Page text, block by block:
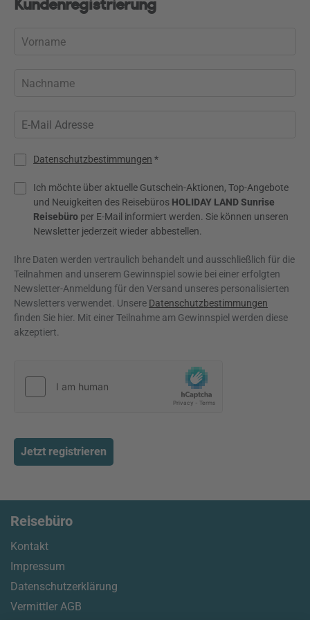
Kundenregistrierung
Datenschutzbestimmungen *
Ich möchte über aktuelle Gutschein-Aktionen, Top-Angebote
und Neuigkeiten des Reisebüros HOLIDAY LAND Sunrise
Reisebüro per E-Mail informiert werden. Sie können unseren
Newsletter jederzeit wieder abbestellen.
Ihre Daten werden vertraulich behandelt und ausschließlich für die
Teilnahmen and unserem Gewinnspiel sowie bei einer erfolgten
Newsletter-Anmeldung für den Versand unseres personalisierten
Newsletters verwendet. Unsere Datenschutzbestimmungen
finden Sie hier. Mit einer Teilnahme am Gewinnspiel werden diese
akzeptiert.
Jetzt registrieren
Reisebüro
Kontakt
Impressum
Datenschutzerklärung
Vermittler AGB